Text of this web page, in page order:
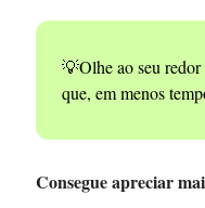
💡Olhe ao seu redor
que, em menos
Consegue apreciar